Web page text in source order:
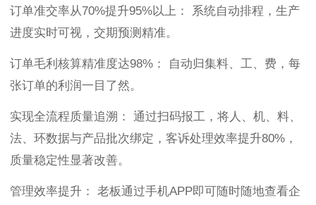
订单准交率从70%提升95%以上： 系统自动排程，生产
进度实时可视，交期预测精准。
订单毛利核算精准度达98%： 自动归集料、工、费，每
张订单的利润一目了然。
实现全流程质量追溯： 通过扫码报工，将人、机、料、
法、环数据与产品批次绑定，客诉处理效率提升80%，
质量稳定性显著改善。
管理效率提升： 老板通过手机APP即可随时随地查看企